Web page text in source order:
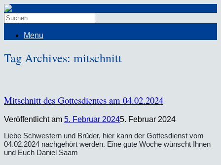
Menu
Tag Archives: mitschnitt
Mitschnitt des Gottesdientes am 04.02.2024
Veröffentlicht am 5. Februar 20245. Februar 2024
Liebe Schwestern und Brüder, hier kann der Gottesdienst vom
04.02.2024 nachgehört werden. Eine gute Woche wünscht Ihnen
und Euch Daniel Saam